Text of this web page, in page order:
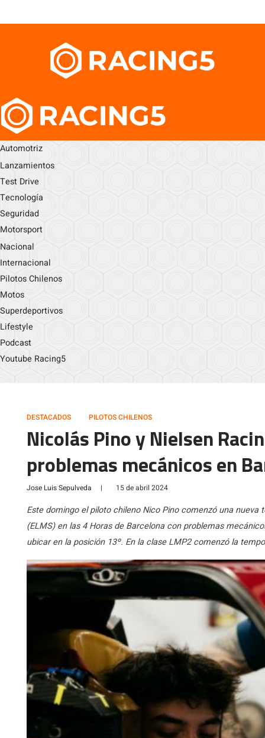
Automotriz
Lanzamientos
Test Drive
Tecnología
Seguridad
Motorsport
Nacional
Internacional
Pilotos Chilenos
Motos
Superdeportivos
Lifestyle
Podcast
Youtube Racing5
DESTACADOS PILOTOS CHILENOS
Nicolás Pino y Nielsen
problemas mecánicos en
Jose Luis Sepulveda | 15 de abril 2024
Este domingo el piloto chileno Nico Pino comenzó una
(ELMS) en las 4 Horas de Barcelona con problemas
ubicar en la posición 13º. En la clase LMP2 comenzó la